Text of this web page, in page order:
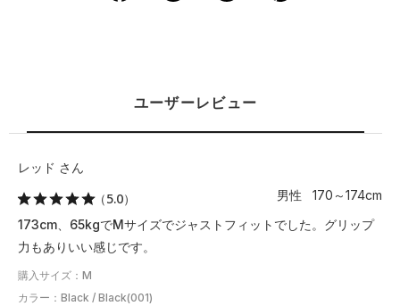
ユーザーレビュー
レッド さん
（5.0）
男性 170～174cm
173cm、65kgでMサイズでジャストフィットでした。グリップ
力もありいい感じです。
購入サイズ：M
カラー：Black / Black(001)